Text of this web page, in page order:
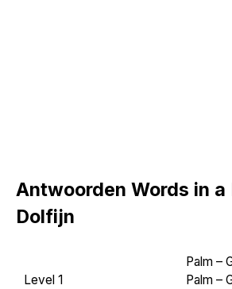
Antwoorden Words in a
Dolfijn
Level 1
Palm –
Palm –